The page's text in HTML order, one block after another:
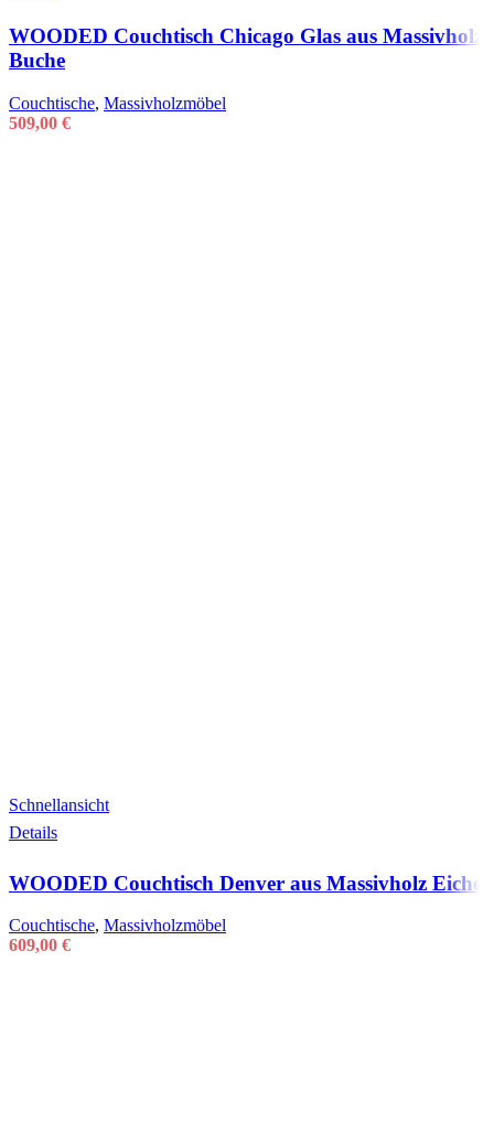
WOODED Couchtisch Chicago Glas aus Massivholz
Buche
Couchtische, Massivholzmöbel
509,00 €
Schnellansicht
Details
WOODED Couchtisch Denver aus Massivholz Eiche
Couchtische, Massivholzmöbel
609,00 €